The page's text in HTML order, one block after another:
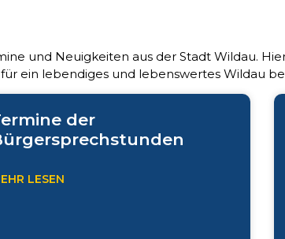
und Neuigkeiten aus der Stadt Wildau.
ein lebendiges und lebenswertes Wildau
der
LESEN